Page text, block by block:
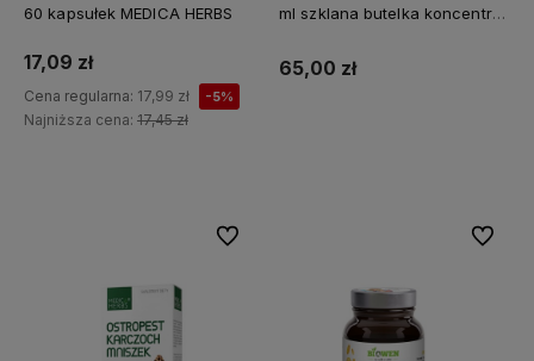
60 kapsułek MEDICA HERBS
17,09 zł
Cena regularna: 17,99 zł -5%
Najniższa cena: 17,45 zł
ml szklana butelka koncentrat
65,00 zł
Do ulubionych Do